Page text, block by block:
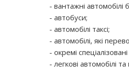
- вантажні
- автобуси;
- автомобілі таксі;
- автомобілі, які
- окремі
- легкові автомобілі